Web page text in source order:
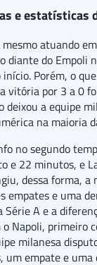
e estatísticas
atuando
diante do Empoli
Porém, o
vitória por 3 a 0
deixou a equipe
na maioria
no segundo
e 22 minutos, e
dessa forma, a
empates e uma
Série A e a
Napoli, primeiro
milanesa
um empate e uma